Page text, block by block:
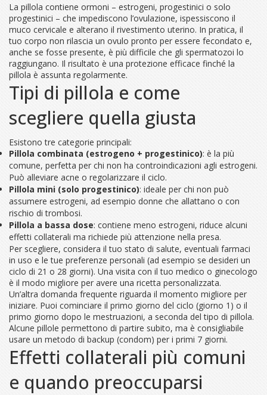
La pillola contiene ormoni – estrogeni, progestinici o solo
progestinici – che impediscono l’ovulazione, ispessiscono il
muco cervicale e alterano il rivestimento uterino. In pratica, il
tuo corpo non rilascia un ovulo pronto per essere fecondato e,
anche se fosse presente, è più difficile che gli spermatozoi lo
raggiungano. Il risultato è una protezione efficace finché la
pillola è assunta regolarmente.
Tipi di pillola e come
scegliere quella giusta
Esistono tre categorie principali:
Pillola combinata (estrogeno + progestinico): è la più
comune, perfetta per chi non ha controindicazioni agli estrogeni.
Può alleviare acne o regolarizzare il ciclo.
Pillola mini (solo progestinico): ideale per chi non può
assumere estrogeni, ad esempio donne che allattano o con
rischio di trombosi.
Pillola a bassa dose: contiene meno estrogeni, riduce alcuni
effetti collaterali ma richiede più attenzione nella presa.
Per scegliere, considera il tuo stato di salute, eventuali farmaci
in uso e le tue preferenze personali (ad esempio se desideri un
ciclo di 21 o 28 giorni). Una visita con il tuo medico o ginecologo
è il modo migliore per avere una ricetta personalizzata.
Un’altra domanda frequente riguarda il momento migliore per
iniziare. Puoi cominciare il primo giorno del ciclo (giorno 1) o il
primo giorno dopo le mestruazioni, a seconda del tipo di pillola.
Alcune pillole permettono di partire subito, ma è consigliabile
usare un metodo di backup (condom) per i primi 7 giorni.
Effetti collaterali più comuni
e quando preoccuparsi